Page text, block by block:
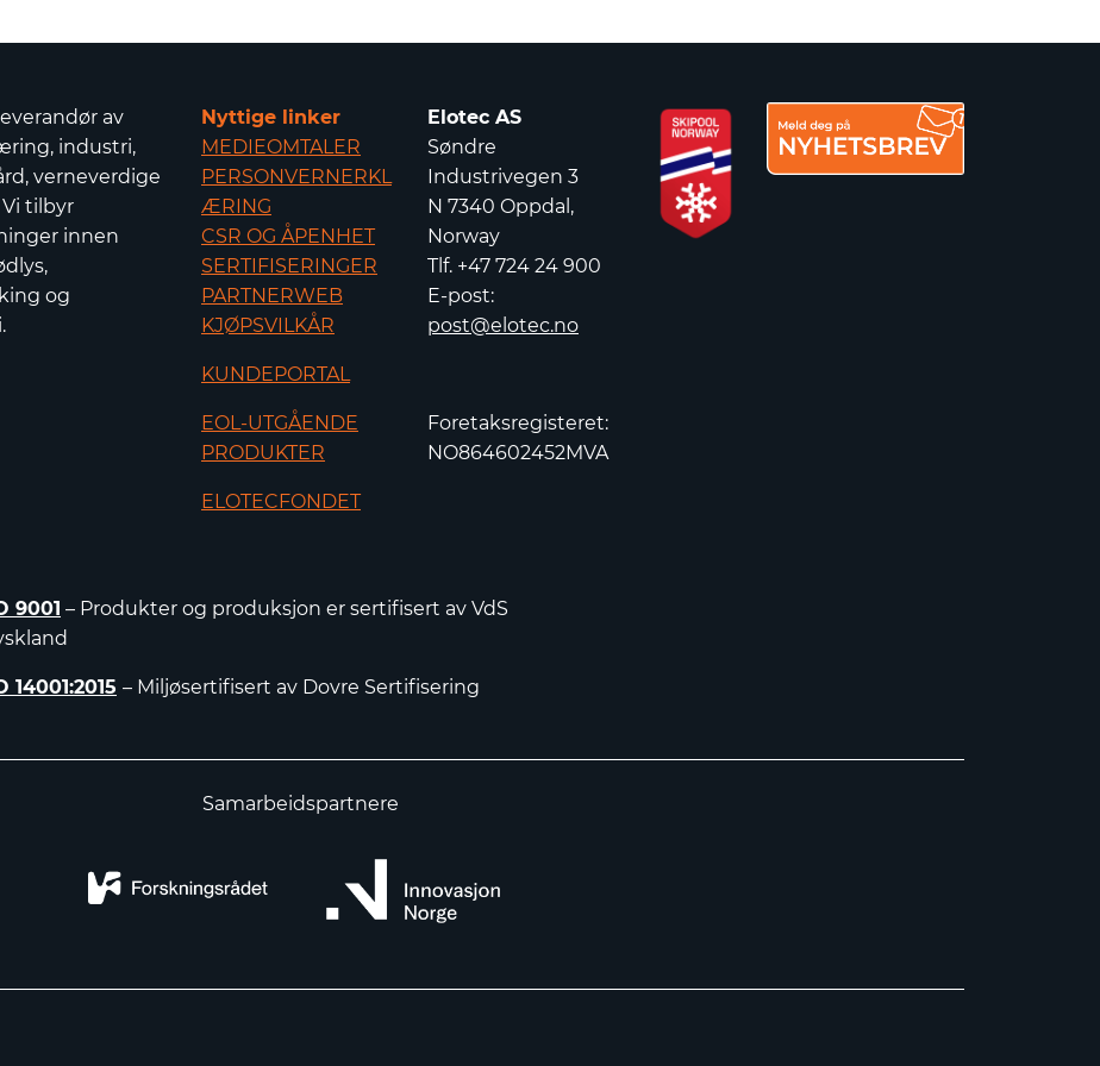
av
industri,
verneverdige
tilbyr
innen
og
Nyttige linker
MEDIEOMTALER
PERSONVERNERKL
ÆRING
CSR OG ÅPENHET
SERTIFISERINGER
PARTNERWEB
KJØPSVILKÅR
KUNDEPORTAL
EOL-UTGÅENDE
PRODUKTER
ELOTECFONDET
Elotec AS
Søndre
Industrivegen 3
N 7340 Oppdal,
Norway
Tlf. +47 724 24 900
E-post:
post@elotec.no
Foretaksregisteret:
NO864602452MVA
9001 – Produkter og produksjon er sertifisert av VdS
14001:2015 – Miljøsertifisert av Dovre Sertifisering
Samarbeidspartnere